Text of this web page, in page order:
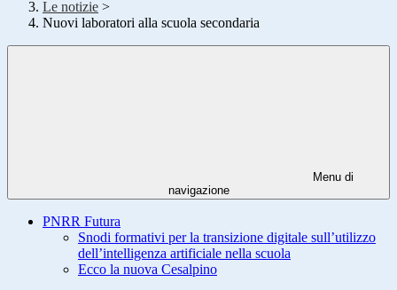
Le notizie >
Nuovi laboratori alla scuola secondaria
Menu di
navigazione
PNRR Futura
Snodi formativi per la transizione digitale sull’utilizzo
dell’intelligenza artificiale nella scuola
Ecco la nuova Cesalpino